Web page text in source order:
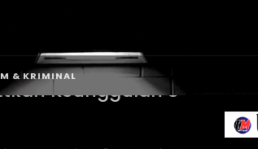
& KRIMINAL
Keunggulan 3